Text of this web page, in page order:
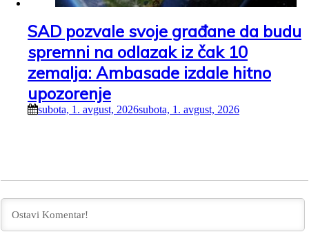
SAD pozvale svoje građane da budu
spremni na odlazak iz čak 10
zemalja: Ambasade izdale hitno
upozorenje
subota, 1. avgust, 2026subota, 1. avgust, 2026